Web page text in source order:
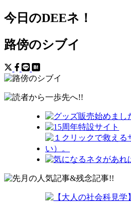
今日のDEEネ！
路傍のシブイ